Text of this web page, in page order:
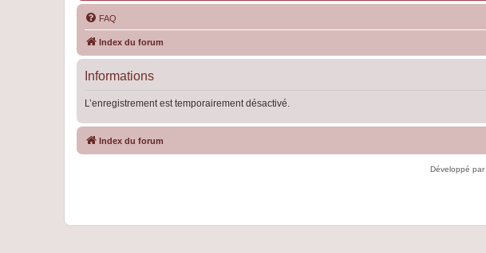
FAQ
Index du forum
Informations
L’enregistrement est temporairement désactivé.
Index du forum
Développé par